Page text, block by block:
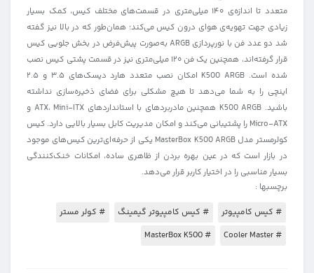
متعدد تا اندازه‌ی ۱۴۰ میلی‌متری در قسمت‌های مختلف کیس، کمک بسیار
زیادی جهت تهویه‌ی هوای درون کیس می‌کند؛ همان‌طور که در بالا نیز گفته
شد دو عدد فن با نورپردازی ARGB به‌صورت پیش‌فرض در بخش جلویی کیس
قرار گرفته‌اند، همچنین یک فن ۱۲۰ میلی‌متری نیز در قسمت پشتی کیس نصب
شده است. K500 ARGB امکان نصب متعدد هارد دیسک‌های ۳.۵ و ۲.۵
اینچی را به شما می‌دهد تا هیچ مشکلی برای فضای ذخیره‌سازی نداشته
باشید. K500 ARGB همچنین مادربردهای با استانداردهای ATX، Mini-ITX و
Micro-ATX را پشتیبانی می‌کند و امکان مدیریت کابل بسیار بالایی دارد. کیس
کولرمستر مدل MasterBox K500 ARGB یکی از حرفه‌ای‌ترین کیس‌های موجود
در بازار است که در عین بهره بردن از ظاهری ساده، امکانات خنک‌کنندگی
بسیار مناسبی را در اختیار کاربر قرار می‌دهد.
برچسبها :
# کیس کامپیوتر # کیس کامپیوتر گیمینگ
# کولر مستر
# Cooler Master
# MasterBox K500